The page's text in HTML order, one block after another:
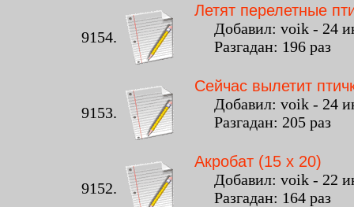
9154.
Летят перелетные
Добавил: voik - 24
Разгадан: 196 раз
9153.
Сейчас вылетит
Добавил: voik - 24
Разгадан: 205 раз
9152.
Акробат (15 x 20)
Добавил: voik - 22
Разгадан: 164 раз